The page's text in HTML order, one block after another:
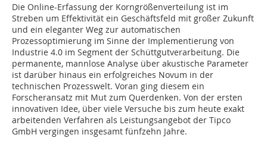
Die Online-Erfassung der Korngrößenverteilung ist im
Streben um Effektivität ein Geschäftsfeld mit großer Zukunft
und ein eleganter Weg zur automatischen
Prozessoptimierung im Sinne der Implementierung von
Industrie 4.0 im Segment der Schüttgutverarbeitung. Die
permanente, mannlose Analyse über akustische Parameter
ist darüber hinaus ein erfolgreiches Novum in der
technischen Prozesswelt. Voran ging diesem ein
Forscheransatz mit Mut zum Querdenken. Von der ersten
innovativen Idee, über viele Versuche bis zum heute exakt
arbeitenden Verfahren als Leistungsangebot der Tipco
GmbH vergingen insgesamt fünfzehn Jahre.